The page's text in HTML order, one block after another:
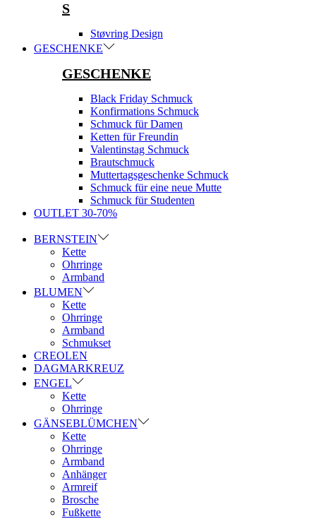
S
Støvring Design
GESCHENKE
GESCHENKE
Black Friday Schmuck
Konfirmations Schmuck
Schmuck für Damen
Ketten für Freundin
Valentinstag Schmuck
Brautschmuck
Muttertagsgeschenke Schmuck
Schmuck für eine neue Mutte
Schmuck für Studenten
OUTLET 30-70%
BERNSTEIN
Kette
Ohrringe
Armband
BLUMEN
Kette
Ohrringe
Armband
Schmukset
CREOLEN
DAGMARKREUZ
ENGEL
Kette
Ohrringe
GÄNSEBLÜMCHEN
Kette
Ohrringe
Armband
Anhänger
Armreif
Brosche
Fußkette